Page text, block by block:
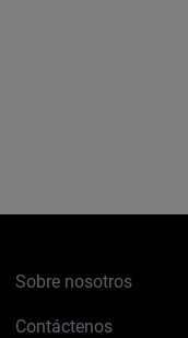
Sobre nosotros
Contáctenos